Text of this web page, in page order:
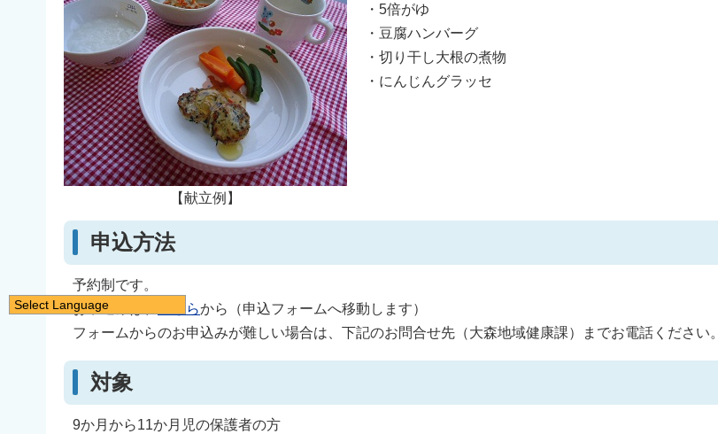
【献立例】
・5倍がゆ
・豆腐ハンバーグ
・切り干し大根の煮物
・にんじんグラッセ
申込方法
予約制です。
お申込みは、
こちらから（申込フォームへ移動します）
フォームからのお申込みが難しい場合は、下記のお問合せ先（大森地域健康課）までお電話ください。
対象
9か月から11か月児の保護者の方
Select Language